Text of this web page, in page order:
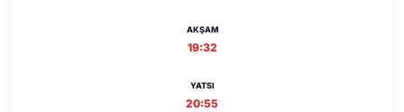
AKŞAM
19:32
YATSI
20:55